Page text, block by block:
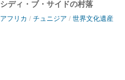
シディ・ブ・サイドの村落
アフリカ / チュニジア / 世界文化遺産